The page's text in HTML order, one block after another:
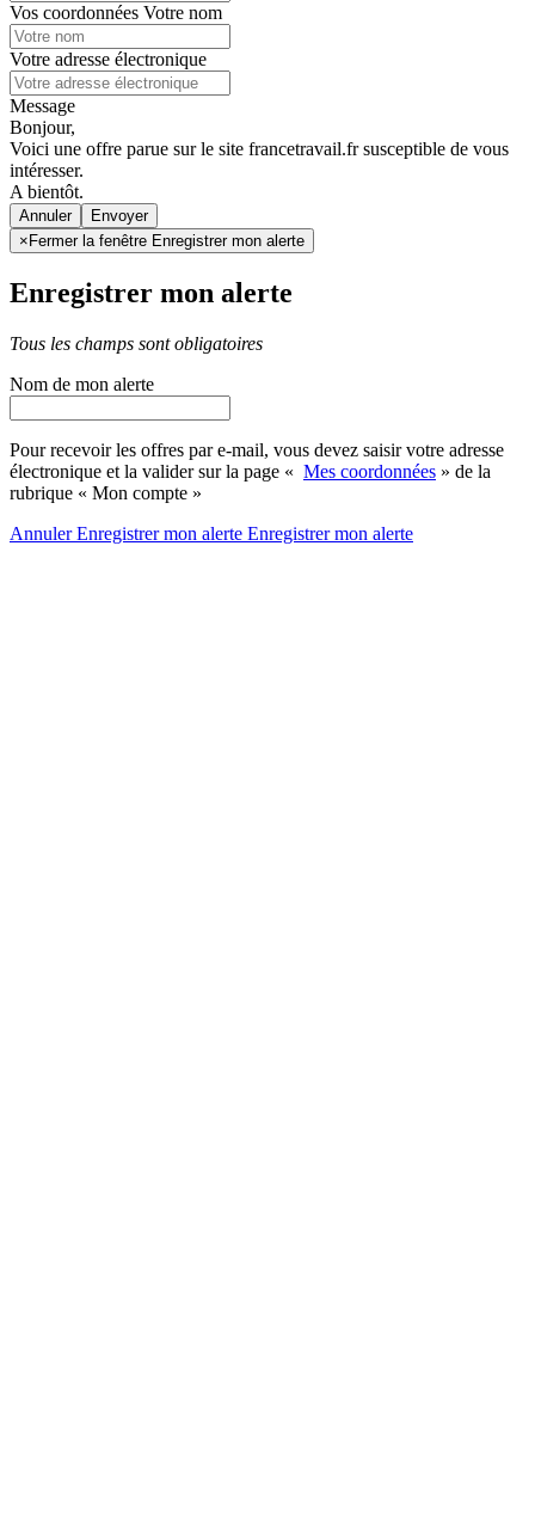
Vos coordonnées Votre nom
Votre adresse électronique
Message
Bonjour,
Voici une offre parue sur le site francetravail.fr susceptible de vous
intéresser.
A bientôt.
Annuler
× Fermer la fenêtre Enregistrer mon alerte
Enregistrer mon alerte
Tous les champs sont obligatoires
Nom de mon alerte
Pour recevoir les offres par e-mail, vous devez saisir votre adresse
électronique et la valider sur la page « Mes coordonnées » de la
rubrique « Mon compte »
AnnulerEnregistrer mon alerte Enregistrermon alerte